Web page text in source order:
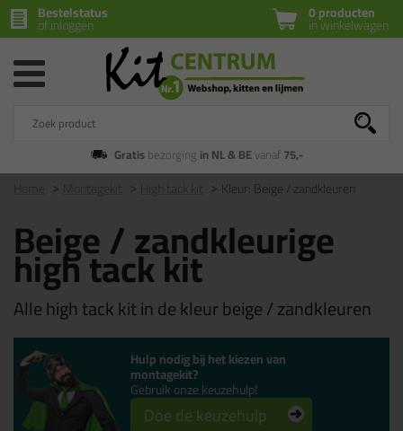
0 producten
in winkelwagen
Bestelstatus
of inloggen
Gratisbezorging in NL & BEvanaf75,-
Kleur: Beige / zandkleuren
Beige / zandkleurige
high tack kit
Alle high tack kit in de kleur beige / zandkleuren
Hulp nodig bij het kiezen van
montagekit?
Gebruik onze keuzehulp!
Doe de keuzehulp